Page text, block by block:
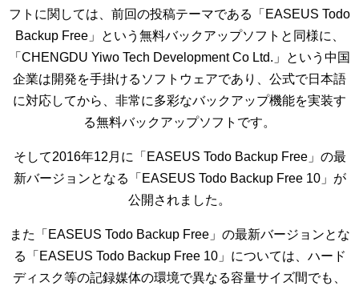
フトに関しては、前回の投稿テーマである「EASEUS Todo
Backup Free」という無料バックアップソフトと同様に、
「CHENGDU Yiwo Tech Development Co Ltd.」という中国
企業は開発を手掛けるソフトウェアであり、公式で日本語
に対応してから、非常に多彩なバックアップ機能を実装す
る無料バックアップソフトです。
そして2016年12月に「EASEUS Todo Backup Free」の最
新バージョンとなる「EASEUS Todo Backup Free 10」が
公開されました。
また「EASEUS Todo Backup Free」の最新バージョンとな
る「EASEUS Todo Backup Free 10」については、ハード
ディスク等の記録媒体の環境で異なる容量サイズ間でも、